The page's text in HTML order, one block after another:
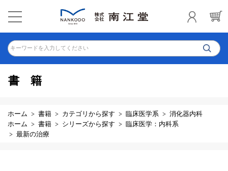
キーワードを入力してください
書籍
ホーム 書籍 カテゴリから探す 臨床医学系
消化器内科
ホーム
書籍 シリーズから探す
臨床医学：内科系
最新の治療